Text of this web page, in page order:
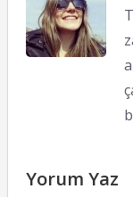
Yorum Yaz